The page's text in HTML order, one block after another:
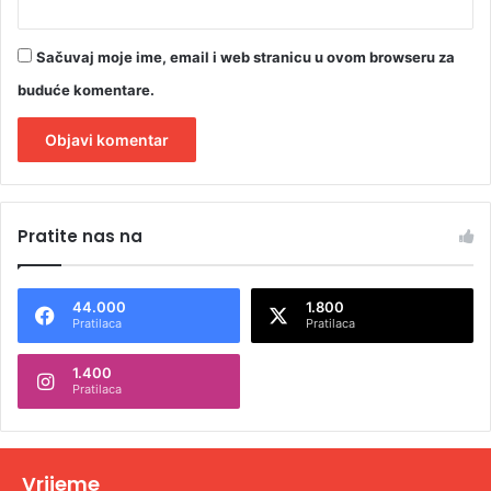
Sačuvaj moje ime, email i web stranicu u ovom browseru za
buduće komentare.
t
n
t
v
Pratite nas na
44.000
Pratilaca
1.800
Pratilaca
1.400
Pratilaca
Vrijeme